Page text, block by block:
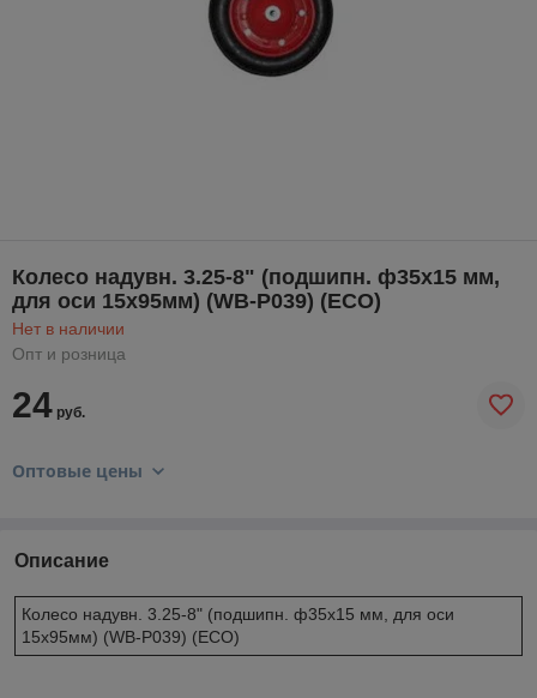
Колесо надувн. 3.25-8" (подшипн. ф35x15 мм,
для оси 15x95мм) (WB-P039) (ECO)
Нет в наличии
Опт и розница
24 руб.
Оптовые цены
Описание
Колесо надувн. 3.25-8" (подшипн. ф35x15 мм, для оси
15x95мм) (WB-P039) (ECO)